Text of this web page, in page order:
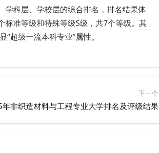
学科层、学校层的综合排名，排名结果体
标准等级和特殊等级S级，共7个等级。其
超级一流本科专业”属性。
下一个
年非织造材料与工程专业大学排名及评级结果